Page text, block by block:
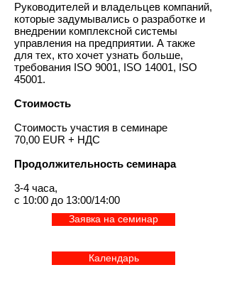
Руководителей и владельцев компаний,
которые задумывались о разработке и
внедрении комплексной системы
управления на предприятии. А также
для тех, кто хочет узнать больше,
требования ISO 9001, ISO 14001, ISO
45001.
Стоимость
Стоимость участия в семинаре
70,00 EUR + НДС
Продолжительность семинара
3-4 часа,
с 10:00 до 13:00/14:00
Заявка на семинар
Календарь